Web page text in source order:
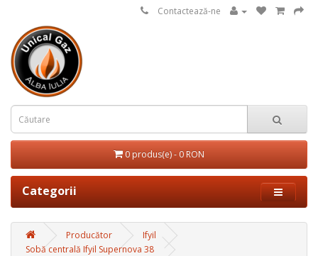
Contactează-ne
0 produs(e) - 0 RON
Categorii
Producător
Ifyil
Sobă centrală Ifyil Supernova 38